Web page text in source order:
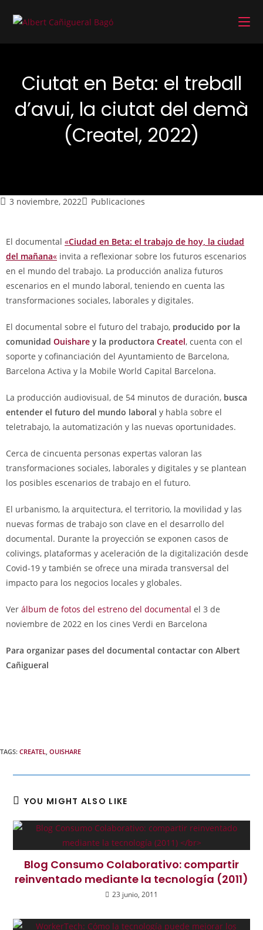
Ciutat en Beta: el treball
d’avui, la ciutat del demà
(Createl, 2022)
3 noviembre, 2022 Publicaciones
El documental «Ciudad en Beta: el trabajo de hoy, la ciudad
del mañana« invita a reflexionar sobre los futuros escenarios
en el mundo del trabajo. La producción analiza futuros
escenarios en el mundo laboral, teniendo en cuenta las
transformaciones sociales, laborales y digitales.
El documental sobre el futuro del trabajo, producido por la
comunidad Ouishare y la productora Createl, cuenta con el
soporte y cofinanciación del Ayuntamiento de Barcelona,
Barcelona Activa y la Mobile World Capital Barcelona.
La producción audiovisual, de 54 minutos de duración, busca
entender el futuro del mundo laboral y habla sobre el
teletrabajo, la automatización y las nuevas oportunidades.
Cerca de cincuenta personas expertas valoran las
transformaciones sociales, laborales y digitales y se plantean
los posibles escenarios de trabajo en el futuro.
El urbanismo, la arquitectura, el territorio, la movilidad y las
nuevas formas de trabajo son clave en el desarrollo del
documental. Durante la proyección se exponen casos de
colivings, plataformas y aceleración de la digitalización desde
Covid-19 y también se ofrece una mirada transversal del
impacto para los negocios locales y globales.
Ver álbum de fotos del estreno del documental el 3 de
noviembre de 2022 en los cines Verdi en Barcelona
Para organizar pases del documental contactar con Albert
Cañigueral
TAGS: CREATEL, OUISHARE
YOU MIGHT ALSO LIKE
Blog Consumo Colaborativo: compartir
reinventado mediante la tecnología (2011)
23 junio, 2011